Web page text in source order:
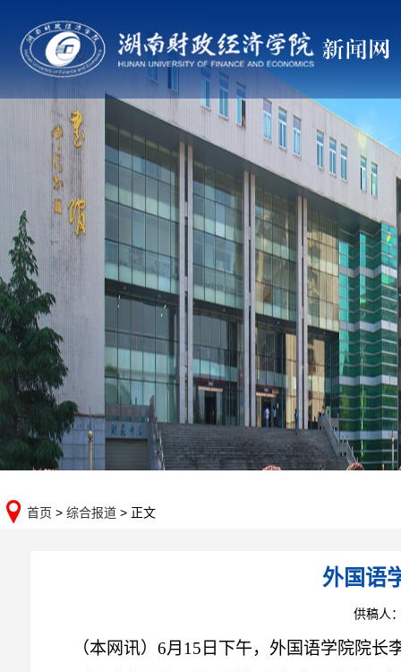
首页 > 综合报道 > 正文
外国语
供稿人
（本网讯）6月15日下午，外国语学院院长